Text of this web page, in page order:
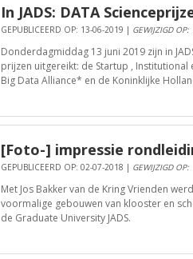
In JADS: DATA
GEPUBLICEERD OP: 13-06-2019 | GEWIJZIGD
Donderdagmiddag 13 juni 2019 zijn in
prijzen uitgereikt: de Startup ,
Big Data Alliance* en de Koninklijke
[Foto-] impressie
GEPUBLICEERD OP: 02-07-2018 | GEWIJZIGD
Met Jos Bakker van de Kring Vrienden
voormalige gebouwen van klooster en
de Graduate University JADS.